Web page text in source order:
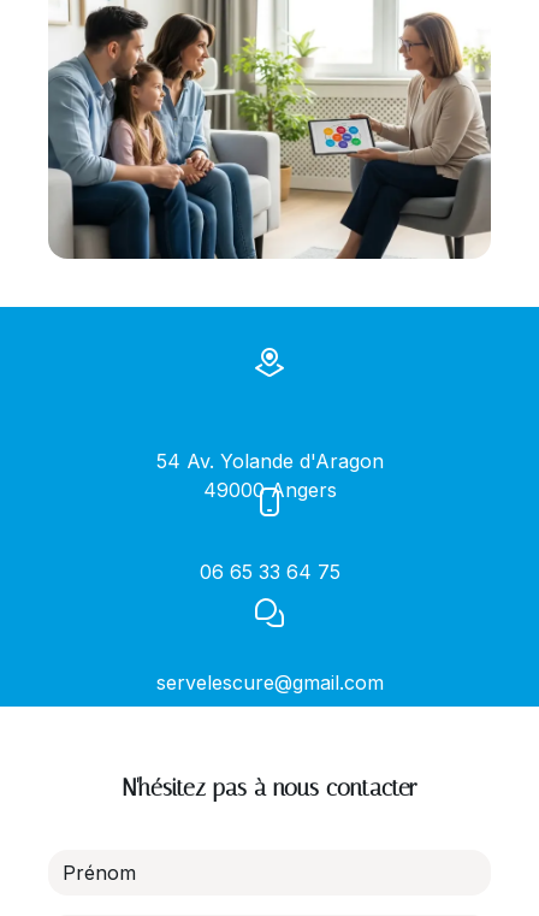
54 Av. Yolande d'Aragon
49000 Angers
06 65 33 64 75
servelescure@gmail.com
N'hésitez pas à nous contacter